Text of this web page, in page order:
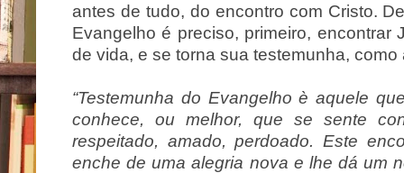
antes de tudo, do encontro com Cristo.
Evangelho é preciso, primeiro, encontrar
de vida, e se torna sua testemunha,
“Testemunha do Evangelho è aquele
conhece, ou melhor, que se sente
respeitado, amado, perdoado. Este
enche de uma alegria nova e lhe dá um